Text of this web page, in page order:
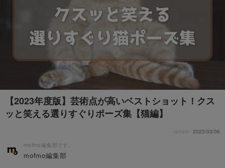
【2023年度版】芸術点が高いベストショット！クス
ッと笑える選りすぐりポーズ集【猫編】
update
2023/03/06
mofmo編集部です。
mofmo編集部